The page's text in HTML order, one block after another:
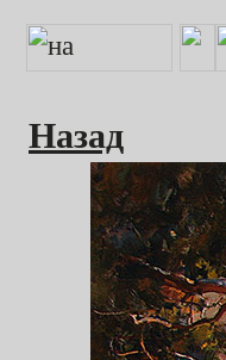
Назад